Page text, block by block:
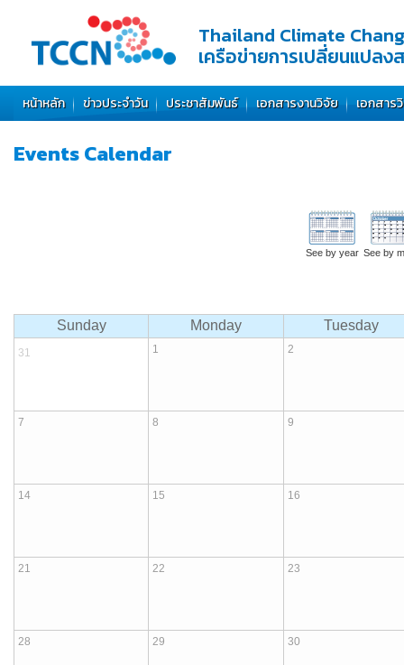
Thailand Climate
เครือข่ายการเปลี่ยนแปลง
หน้าหลัก ข่าวประจำวัน ประชาสัมพันธ์ เอกสารงานวิจัย เอกสาร
EventsCalendar
See by year See by
Sunday Monday Tuesday
31 1 2
7 8 9
14 15 16
21 22 23
28 29 30